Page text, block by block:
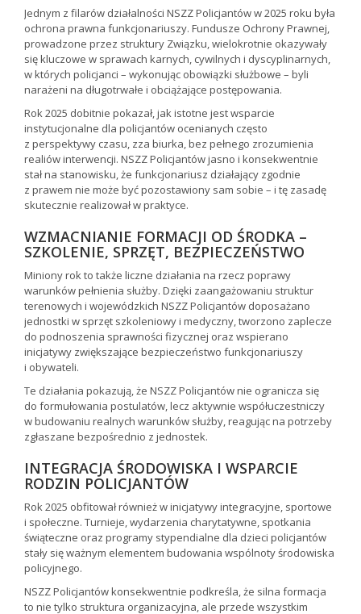
Jednym z filarów działalności NSZZ Policjantów w 2025 roku była
ochrona prawna funkcjonariuszy. Fundusze Ochrony Prawnej,
prowadzone przez struktury Związku, wielokrotnie okazywały
się kluczowe w sprawach karnych, cywilnych i dyscyplinarnych,
w których policjanci – wykonując obowiązki służbowe – byli
narażeni na długotrwałe i obciążające postępowania.
Rok 2025 dobitnie pokazał, jak istotne jest wsparcie
instytucjonalne dla policjantów ocenianych często
z perspektywy czasu, zza biurka, bez pełnego zrozumienia
realiów interwencji. NSZZ Policjantów jasno i konsekwentnie
stał na stanowisku, że funkcjonariusz działający zgodnie
z prawem nie może być pozostawiony sam sobie – i tę zasadę
skutecznie realizował w praktyce.
WZMACNIANIE FORMACJI OD ŚRODKA –
SZKOLENIE, SPRZĘT, BEZPIECZEŃSTWO
Miniony rok to także liczne działania na rzecz poprawy
warunków pełnienia służby. Dzięki zaangażowaniu struktur
terenowych i wojewódzkich NSZZ Policjantów doposażano
jednostki w sprzęt szkoleniowy i medyczny, tworzono zaplecze
do podnoszenia sprawności fizycznej oraz wspierano
inicjatywy zwiększające bezpieczeństwo funkcjonariuszy
i obywateli.
Te działania pokazują, że NSZZ Policjantów nie ogranicza się
do formułowania postulatów, lecz aktywnie współuczestniczy
w budowaniu realnych warunków służby, reagując na potrzeby
zgłaszane bezpośrednio z jednostek.
INTEGRACJA ŚRODOWISKA I WSPARCIE
RODZIN POLICJANTÓW
Rok 2025 obfitował również w inicjatywy integracyjne, sportowe
i społeczne. Turnieje, wydarzenia charytatywne, spotkania
świąteczne oraz programy stypendialne dla dzieci policjantów
stały się ważnym elementem budowania wspólnoty środowiska
policyjnego.
NSZZ Policjantów konsekwentnie podkreśla, że silna formacja
to nie tylko struktura organizacyjna, ale przede wszystkim